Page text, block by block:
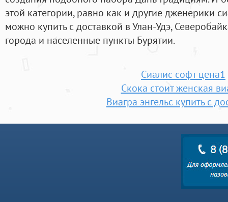
этой категории, равно как и другие дженерики
можно купить с доставкой в Улан-Удэ,
города и населенные пункты Бурятии.
Сиалис софт цена1
Скока стоит женская
Виагра энгельс купить с